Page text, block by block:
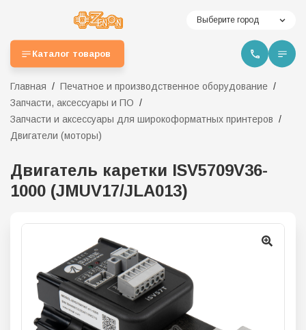
Выберите город
Каталог товаров
Главная
Печатное и производственное оборудование
Запчасти, аксессуары и ПО
Запчасти и аксессуары для широкоформатных принтеров
Двигатели (моторы)
Двигатель каретки ISV5709V36-
1000 (JMUV17/JLA013)